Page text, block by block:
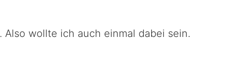
wollte ich auch einmal dabei sein.